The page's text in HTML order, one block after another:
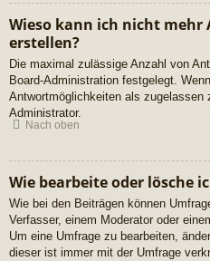
Wieso kann ich nicht
erstellen?
Die maximal zulässige Anzahl von
Board-Administration festgelegt.
Antwortmöglichkeiten als zugelassen
Administrator.
Nach oben
Wie bearbeite oder lösche
Wie bei den Beiträgen können
Verfasser, einem Moderator oder
Um eine Umfrage zu bearbeiten,
dieser ist immer mit der Umfrage